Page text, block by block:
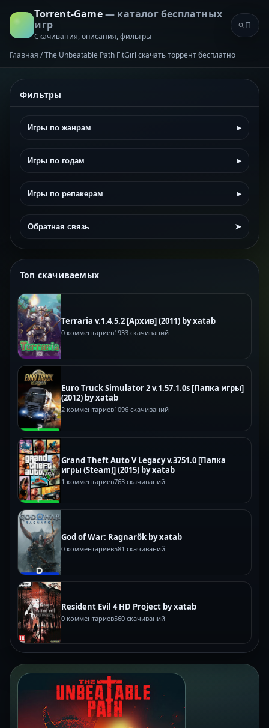
Torrent-Game— каталог бесплатных
игр
Скачивания, описания, фильтры
Главная /The Unbeatable Path FitGirl скачать торрент бесплатно
Фильтры
Игры по жанрам ▸
Игры по годам ▸
Игры по репакерам ▸
Обратная связь ➤
Топ скачиваемых
Terraria v.1.4.5.2 [Архив] (2011) by xatab
0 комментариев1933 скачиваний
Euro Truck Simulator 2 v.1.57.1.0s [Папка игры]
(2012) by xatab
2 комментариев1096 скачиваний
Grand Theft Auto V Legacy v.3751.0 [Папка
игры (Steam)] (2015) by xatab
1 комментариев763 скачиваний
God of War: Ragnarök by xatab
0 комментариев581 скачиваний
Resident Evil 4 HD Project by xatab
0 комментариев560 скачиваний